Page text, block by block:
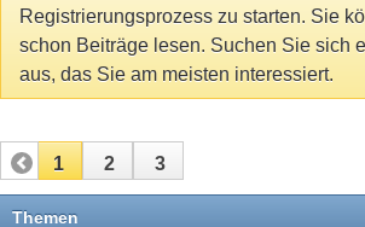
Registrierungsprozess zu starten. Sie
schon Beiträge lesen. Suchen Sie sich
aus, das Sie am meisten interessiert.
1 2 3
Themen